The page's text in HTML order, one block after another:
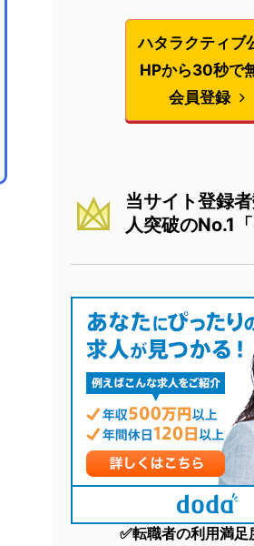
ハタラクティブ
HPから30秒で
会員登録
当サイト登録
人突破のNo.1
✅転職者の利用満足